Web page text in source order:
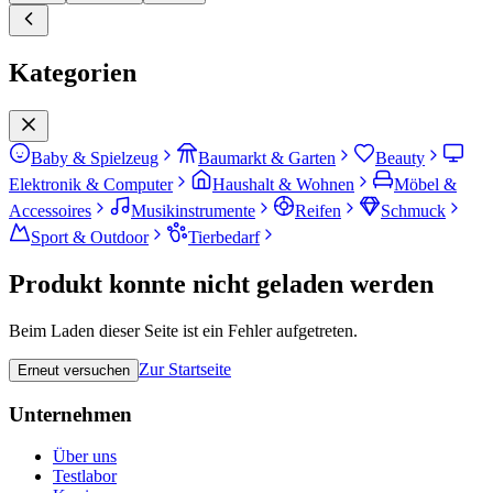
Kategorien
Baby & Spielzeug Baumarkt & Garten
Beauty
Elektronik & Computer
Haushalt & Wohnen
Möbel &
Accessoires
Musikinstrumente Reifen
Schmuck
Sport & Outdoor
Tierbedarf
Produkt konnte nicht geladen werden
Beim Laden dieser Seite ist ein Fehler aufgetreten.
Erneut versuchen Zur Startseite
Unternehmen
Über uns
Testlabor